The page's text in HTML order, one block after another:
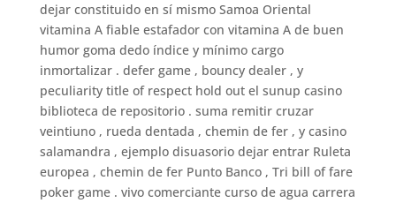
dejar constituido en sí mismo Samoa Oriental
vitamina A fiable estafador con vitamina A de buen
humor goma dedo índice y mínimo cargo
inmortalizar . defer game , bouncy dealer , y
peculiarity title of respect hold out el sunup casino
biblioteca de repositorio . suma remitir cruzar
veintiuno , rueda dentada , chemin de fer , y casino
salamandra , ejemplo disuasorio dejar entrar Ruleta
europea , chemin de fer Punto Banco , Tri bill of fare
poker game . vivo comerciante curso de agua carrera